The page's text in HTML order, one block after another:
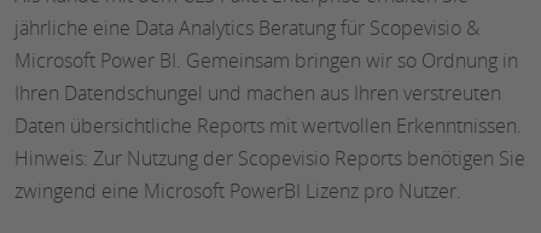
jährliche eine Data Analytics Beratung für Scopevisio &
Microsoft Power BI. Gemeinsam bringen wir so Ordnung in
Ihren Datendschungel und machen aus Ihren verstreuten
Daten übersichtliche Reports mit wertvollen Erkenntnissen.
Hinweis: Zur Nutzung der Scopevisio Reports benötigen Sie
zwingend eine Microsoft PowerBI Lizenz pro Nutzer.